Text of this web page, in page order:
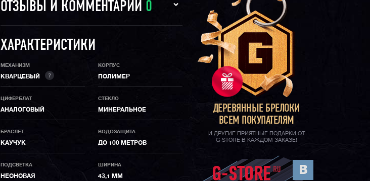
ОТЗЫВЫ И КОММЕНТАРИИ 0
ХАРАКТЕРИСТИКИ
МЕХАНИЗМ
КВАРЦЕВЫЙ ?
КОРПУС
ПОЛИМЕР
ЦИФЕРБЛАТ
АНАЛОГОВЫЙ
СТЕКЛО
МИНЕРАЛЬНОЕ
БРАСЛЕТ
КАУЧУК
ВОДОЗАЩИТА
ДО 100 МЕТРОВ
ПОДСВЕТКА
НЕОНОВАЯ
ШИРИНА
43,1 ММ
ДЕРЕВЯННЫЕ БРЕЛОКИ
ВСЕМ ПОКУПАТЕЛЯМ
И ДРУГИЕ ПРИЯТНЫЕ ПОДАРКИ ОТ
G-STORE В КАЖДОМ ЗАКАЗЕ!